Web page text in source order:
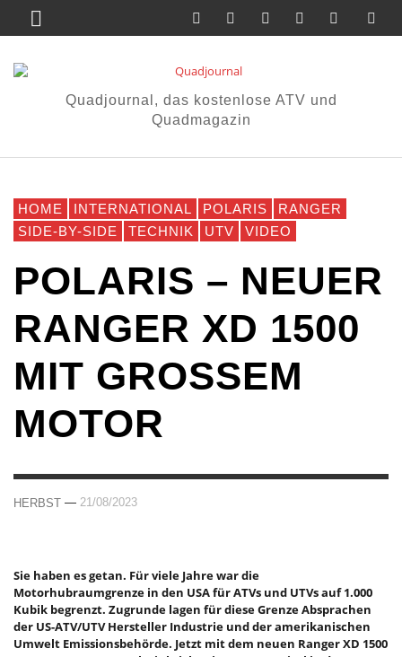
Quadjournal, das kostenlose ATV und
Quadmagazin
HOME INTERNATIONAL POLARIS
RANGER
SIDE-BY-SIDE
TECHNIK UTV VIDEO
POLARIS – NEUER
RANGER XD 1500
MIT GROSSEM M
OTOR
HERBST — 21/08/2023
Sie haben es getan. Für viele Jahre war die
Motorhubraumgrenze in den USA für ATVs und UTVs auf 1.000
Kubik begrenzt. Zugrunde lagen für diese Grenze Absprachen
der US-ATV/UTV Hersteller Industrie und der amerikanischen
Umwelt Emissionsbehörde. Jetzt mit dem neuen Ranger XD 1500